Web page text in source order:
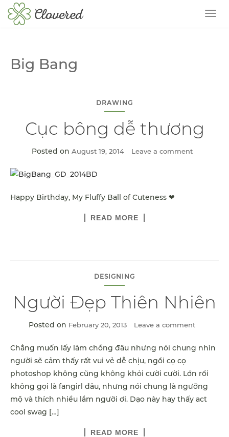
Big Bang
DRAWING
Cục bông dễ thương
Posted on August 19, 2014 Leave a comment
Happy Birthday, My Fluffy Ball of Cuteness ❤
READ MORE
DESIGNING
Người Đẹp Thiên Nhiên
Posted on February 20, 2013 Leave a comment
Chẳng muốn lấy làm chồng đâu nhưng nói chung nhìn
người sẽ cảm thấy rất vui vẻ dễ chịu, ngồi cọ cọ
photoshop không cũng không khỏi cười cười. Lớn rồi
không gọi là fangirl đâu, nhưng nói chung là ngưỡng
mộ và thích nhiều lắm người ơi. Dạo này hay thấy act
cool swag […]
READ MORE